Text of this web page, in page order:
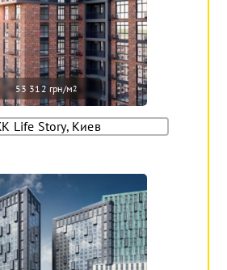
53 312 грн/м2
Life Story, Киев